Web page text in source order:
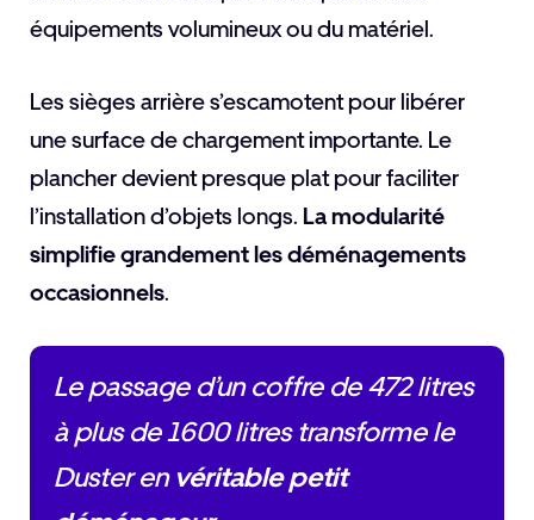
équipements volumineux ou du matériel.
Les sièges arrière s’escamotent pour libérer
une surface de chargement importante. Le
plancher devient presque plat pour faciliter
l’installation d’objets longs. La modularité
simplifie grandement les déménagements
occasionnels.
Le passage d’un coffre de 472 litres
à plus de 1600 litres transforme le
Duster en véritable petit